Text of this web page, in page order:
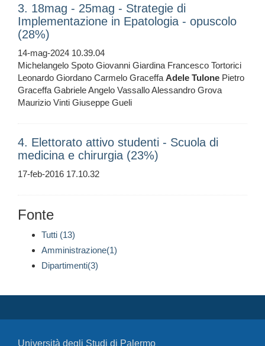
3. 18mag - 25mag - Strategie di
Implementazione in Epatologia - opuscolo
(28%)
14-mag-2024 10.39.04
Michelangelo Spoto Giovanni Giardina Francesco Tortorici
Leonardo Giordano Carmelo GraceffaAdele Tulone Pietro
Graceffa Gabriele Angelo Vassallo Alessandro Grova
Maurizio Vinti Giuseppe Gueli
4. Elettorato attivo studenti - Scuola di
medicina e chirurgia (23%)
17-feb-2016 17.10.32
Fonte
Tutti (13)
Amministrazione(1)
Dipartimenti(3)
Università degli Studi di Palermo